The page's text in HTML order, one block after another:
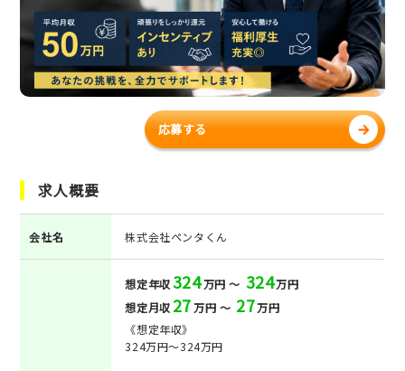
応募する
求人概要
会社名 株式会社ペンタくん
想定年収324万円 ～ 324万円
想定月収 27万円 ～ 27万円
《想定年収》
324万円～324万円